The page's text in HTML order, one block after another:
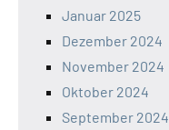
Januar 2025
Dezember 2024
November 2024
Oktober 2024
September 2024